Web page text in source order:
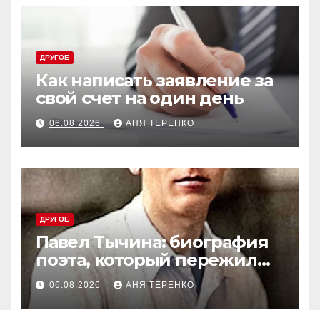
ДРУГОЕ
Как написать заявление за
свой счет на один день
06.08.2026 АНЯ ТЕРЕНКО
ДРУГОЕ
Павел Тычина: биография
поэта, который пережил
эпоху
06.08.2026 АНЯ ТЕРЕНКО